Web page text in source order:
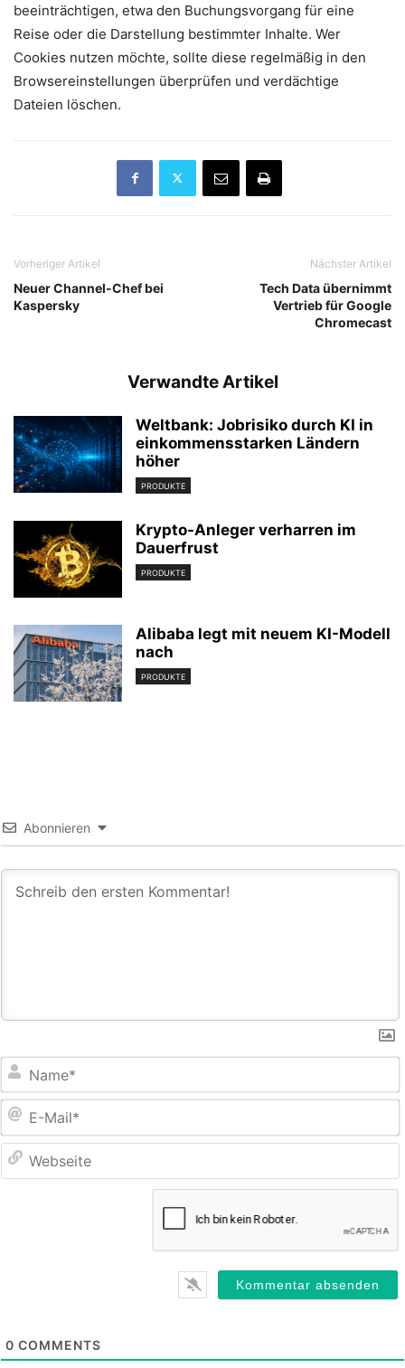
beeinträchtigen, etwa den Buchungsvorgang für eine
Reise oder die Darstellung bestimmter Inhalte. Wer
Cookies nutzen möchte, sollte diese regelmäßig in den
Browsereinstellungen überprüfen und verdächtige
Dateien löschen.
Vorheriger Artikel
Neuer Channel-Chef bei
Kaspersky
Nächster Artikel
Tech Data übernimmt
Vertrieb für Google
Chromecast
Verwandte Artikel
Weltbank: Jobrisiko durch KI in
einkommensstarken Ländern
höher
PRODUKTE
Krypto-Anleger verharren im
Dauerfrust
PRODUKTE
Alibaba legt mit neuem KI-Modell
nach
PRODUKTE
Abonnieren
0 COMMENTS